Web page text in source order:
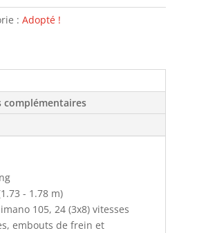
: Adopté !
- 1.78 m)
105, 24 (3x8) vitesses
embouts de frein et